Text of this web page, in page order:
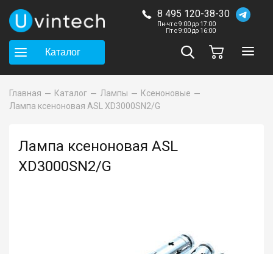
8 495 120-38-30
Пн-чт с 9:00 до 17:00
Пт с 9:00 до 16:00
Каталог
Главная Каталог Лампы
Ксеноновые
Лампа ксеноновая ASL XD3000SN2/G
Лампа ксеноновая ASL
XD3000SN2/G